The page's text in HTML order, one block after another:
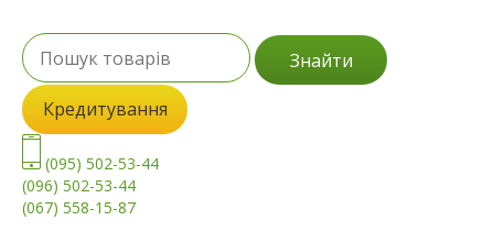
Знайти
Кредитування
(095) 502-53-44
(096) 502-53-44
(067) 558-15-87